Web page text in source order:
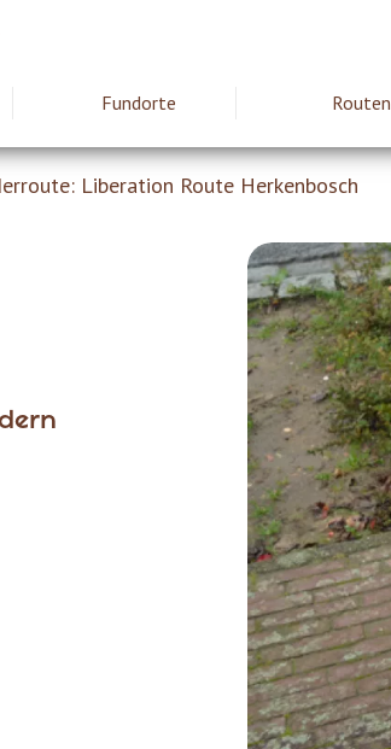
Fundorte Routen
Liberation Route Herkenbosch